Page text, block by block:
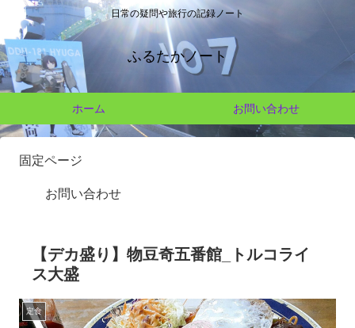
日常の疑問や旅行の記録ノート
ふるたかノート
ホーム お問い合わせ
固定ページ
お問い合わせ
【デカ盛り】物豆奇五番館_トルコライ
ス大盛
定食